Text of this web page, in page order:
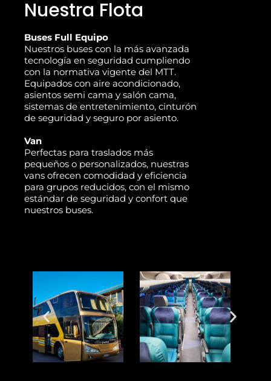
Nuestra Flota
Buses Full Equipo
Nuestros buses con la más avanzada
tecnología en seguridad cumpliendo
con la normativa vigente del MTT.
Equipados con aire acondicionado,
asientos semi cama y salón cama,
sistemas de entretenimiento, cinturón
de seguridad y seguro por asiento.
Van
Perfectas para traslados más
pequeños o personalizados, nuestras
vans ofrecen comodidad y eficiencia
para grupos reducidos, con el mismo
estándar de seguridad y confort que
nuestros buses.